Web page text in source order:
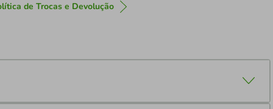
de Trocas e Devolução